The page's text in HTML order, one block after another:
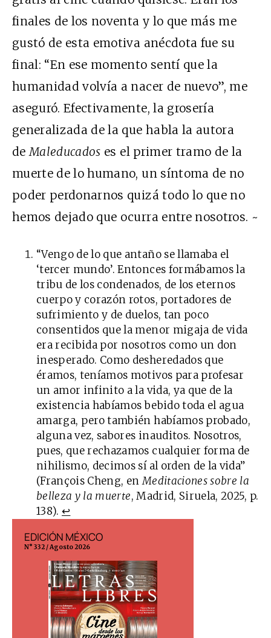
finales de los noventa y lo que más me
gustó de esta emotiva anécdota fue su
final: “En ese momento sentí que la
humanidad volvía a nacer de nuevo”, me
aseguró. Efectivamente, la grosería
generalizada de la que habla la autora
deMaleducados es el primer tramo de la
muerte de lo humano, un síntoma de no
poder perdonarnos quizá todo lo que no
hemos dejado que ocurra entre nosotros. ~
“Vengo de lo que antaño se llamaba el
‘tercer mundo’. Entonces formábamos la
tribu de los condenados, de los eternos
cuerpo y corazón rotos, portadores de
sufrimiento y de duelos, tan poco
consentidos que la menor migaja de vida
era recibida por nosotros como un don
inesperado. Como desheredados que
éramos, teníamos motivos para profesar
un amor infinito a la vida, ya que de la
existencia habíamos bebido toda el agua
amarga, pero también habíamos probado,
alguna vez, sabores inauditos. Nosotros,
pues, que rechazamos cualquier forma de
nihilismo, decimos sí al orden de la vida”
(François Cheng, enMeditaciones sobre la
belleza y la muerte, Madrid, Siruela, 2025, p.
138).↩︎
EDICIÓN MÉXICO
N° 332 / Agosto 2026